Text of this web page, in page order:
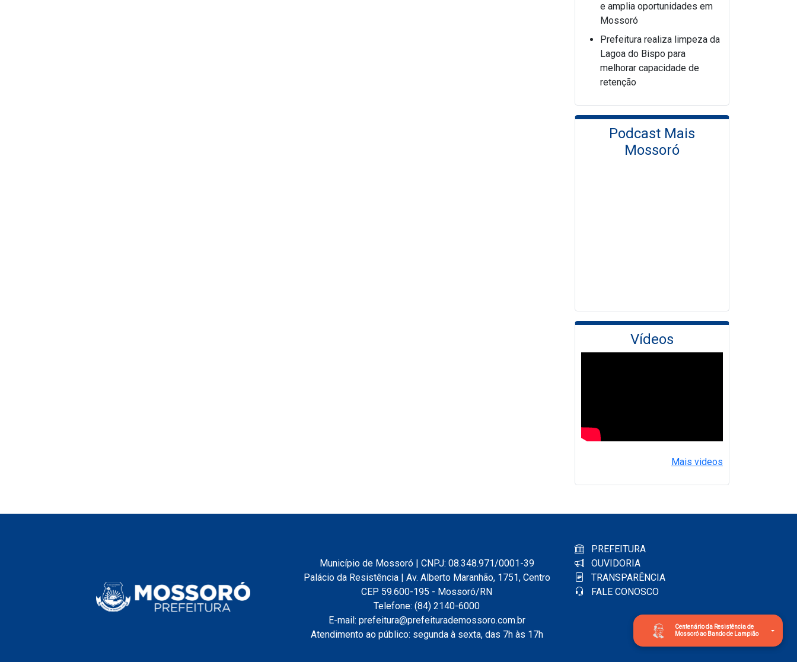
Centenário da Resistência de
Mossoró ao Bando de Lampião
e amplia oportunidades em
Mossoró
Prefeitura realiza limpeza da
Lagoa do Bispo para
melhorar capacidade de
retenção
Podcast Mais
Mossoró
Vídeos
Mais videos
Município de Mossoró | CNPJ: 08.348.971/0001-39
Palácio da Resistência | Av. Alberto Maranhão, 1751, Centro
CEP 59.600-195 - Mossoró/RN
Telefone: (84) 2140-6000
E-mail: prefeitura@prefeiturademossoro.com.br
Atendimento ao público: segunda à sexta, das 7h às 17h
PREFEITURA
OUVIDORIA
TRANSPARÊNCIA
FALE CONOSCO